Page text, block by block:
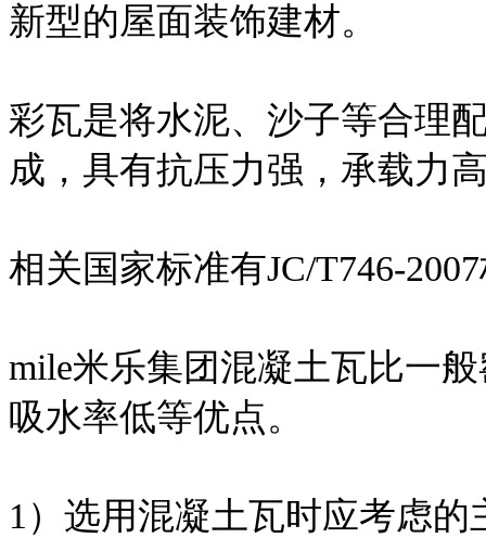
新型的屋面装饰建材。
彩瓦是将水泥、沙子等合理
成，具有抗压力强，承载力
相关国家标准有JC/T746-
mile米乐集团混凝土瓦比一
吸水率低等优点。
1）选用混凝土瓦时应考虑